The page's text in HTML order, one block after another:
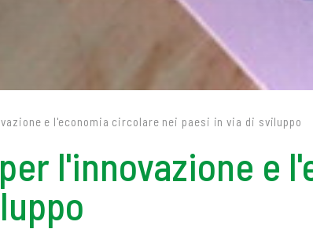
e l'economia circolare nei paesi in via di sviluppo
l'innovazione e